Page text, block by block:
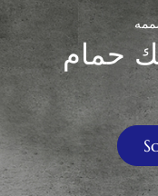
هذه الحالة، يمكنك رفع
رفعه بالكامل إلى
الخزان. بعد اكتمال
مكانه. احرص على عدم
فقد يمنع ذلك
يتسبب في تسرب مياه
إذا كنت لا تريد العبث
قم بشطفه بدلو من
بحوالي 6 لترات (أو 1.5 جالون) من الماء - أي ما يعادل
حمام